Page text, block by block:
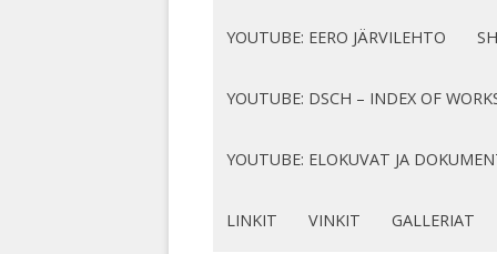
NIMEN SYNTY
MINUN SUKUJUURENI
YOUTUBE: EERO JÄRVILEHTO
SÄVELLYKSENI YOUTUBESSA
RUNONI YOUTUBESSA
YOUTUBE: DSCH – INDEX OF
COMPLETE LIST
YOUTUBE: ELOKUVAT JA
DOKUMENTIT
LINKIT VINKIT GALLERIAT